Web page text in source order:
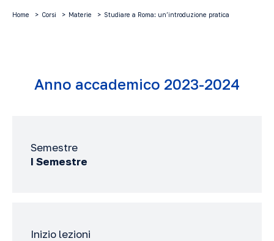
Home Corsi Materie Studiare a Roma: un’introduzione pratica
Anno accademico 2023-2024
Semestre
I Semestre
Inizio lezioni